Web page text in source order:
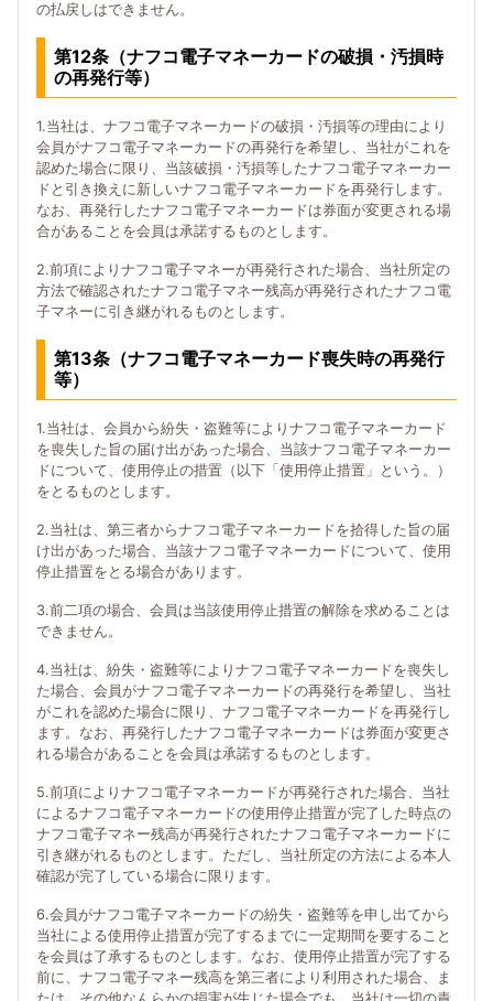
の払戻しはできません。
第12条（ナフコ電子マネーカードの破損・汚損時
の再発行等）
1.当社は、ナフコ電子マネーカードの破損・汚損等の理由により
会員がナフコ電子マネーカードの再発行を希望し、当社がこれを
認めた場合に限り、当該破損・汚損等したナフコ電子マネーカー
ドと引き換えに新しいナフコ電子マネーカードを再発行します。
なお、再発行したナフコ電子マネーカードは券面が変更される場
合があることを会員は承諾するものとします。
2.前項によりナフコ電子マネーが再発行された場合、当社所定の
方法で確認されたナフコ電子マネー残高が再発行されたナフコ電
子マネーに引き継がれるものとします。
第13条（ナフコ電子マネーカード喪失時の再発行
等）
1.当社は、会員から紛失・盗難等によりナフコ電子マネーカード
を喪失した旨の届け出があった場合、当該ナフコ電子マネーカー
ドについて、使用停止の措置（以下「使用停止措置」という。）
をとるものとします。
2.当社は、第三者からナフコ電子マネーカードを拾得した旨の届
け出があった場合、当該ナフコ電子マネーカードについて、使用
停止措置をとる場合があります。
3.前二項の場合、会員は当該使用停止措置の解除を求めることは
できません。
4.当社は、紛失・盗難等によりナフコ電子マネーカードを喪失し
た場合、会員がナフコ電子マネーカードの再発行を希望し、当社
がこれを認めた場合に限り、ナフコ電子マネーカードを再発行し
ます。なお、再発行したナフコ電子マネーカードは券面が変更さ
れる場合があることを会員は承諾するものとします。
5.前項によりナフコ電子マネーカードが再発行された場合、当社
によるナフコ電子マネーカードの使用停止措置が完了した時点の
ナフコ電子マネー残高が再発行されたナフコ電子マネーカードに
引き継がれるものとします。ただし、当社所定の方法による本人
確認が完了している場合に限ります。
6.会員がナフコ電子マネーカードの紛失・盗難等を申し出てから
当社による使用停止措置が完了するまでに一定期間を要すること
を会員は了承するものとします。なお、使用停止措置が完了する
前に、ナフコ電子マネー残高を第三者により利用された場合、ま